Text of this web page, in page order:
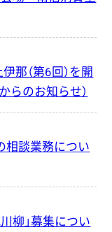
那（第6回）を開
らのお知らせ）
相談業務につい
柳」募集につい